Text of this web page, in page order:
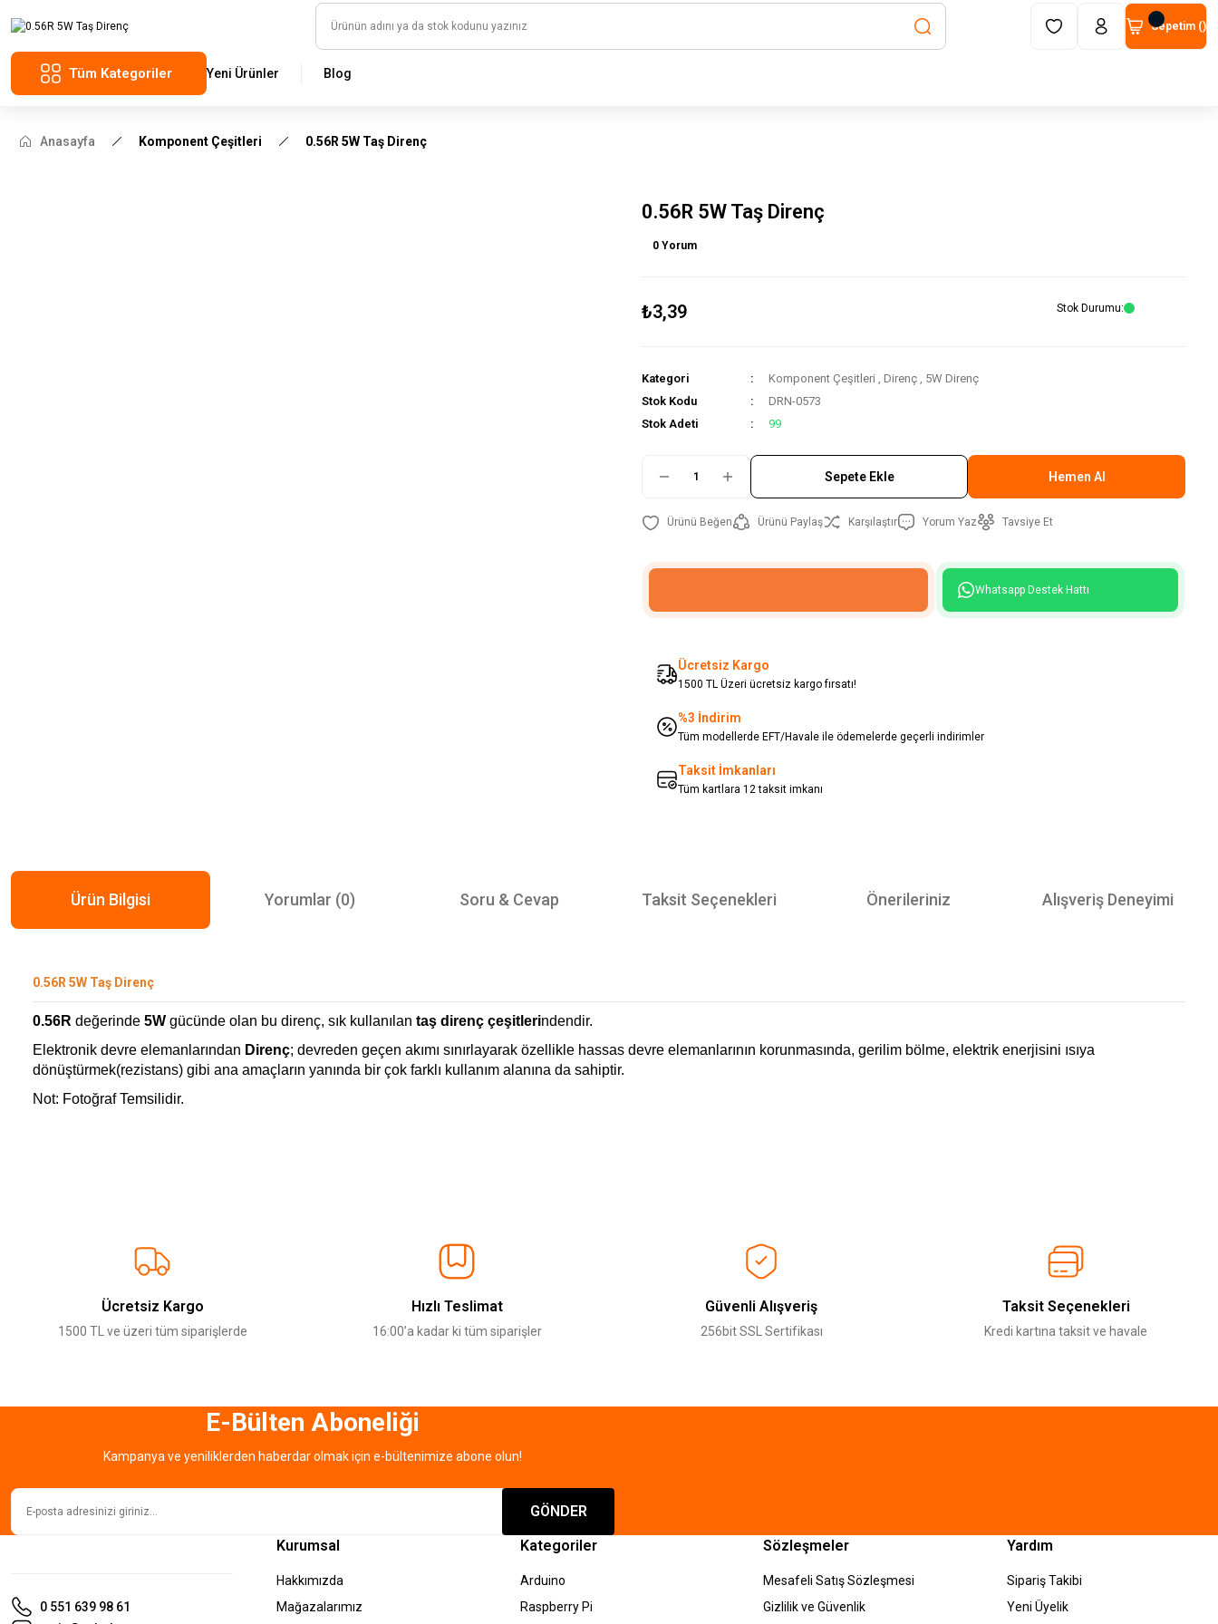
HAYAL ET - TASARLA - ÇALIŞTIR
Sepetim ()
Tüm Kategoriler Yeni Ürünler Blog
Anasayfa Komponent Çeşitleri 0.56R 5W Taş Direnç
0.56R 5W Taş Direnç
0 Yorum
₺3,39 Stok Durumu
Kategori Komponent Çeşitleri , Direnç , 5W Direnç
Stok Kodu
DRN-0573
Stok Adeti
99
Sepete Ekle Hemen Al
Ürünü Paylaş Karşılaştır Yorum Yaz Tavsiye Et
Whatsapp Destek Hattı
Ücretsiz Kargo
1500 TL Üzeri ücretsiz kargo fırsatı!
%3 İndirim
Tüm modellerde EFT/Havale ile ödemelerde geçerli indirimler
Taksit İmkanları
Tüm kartlara 12 taksit imkanı
Ürün Bilgisi Yorumlar (0) Soru & Cevap Taksit Seçenekleri Önerileriniz Alışveriş Deneyimi
0.56R 5W Taş Direnç
0.56R değerinde 5W gücünde olan bu direnç, sık kullanılan taş direnç çeşitlerindendir.
Elektronik devre elemanlarından Direnç; devreden geçen akımı sınırlayarak özellikle hassas devre elemanlarının korunmasında, gerilim bölme, elektrik enerjisini ısıya
dönüştürmek(rezistans) gibi ana amaçların yanında bir çok farklı kullanım alanına da sahiptir.
Not: Fotoğraf Temsilidir.
Ürün resmi kalitesiz, bozuk veya görüntülenemiyor.
Ürün açıklamasında eksik bilgiler bulunuyor.
Ürün bilgilerinde hatalar bulunuyor.
Ücretsiz Kargo
1500 TL ve üzeri tüm siparişlerde
Hızlı Teslimat
16:00’a kadar ki tüm siparişler
Güvenli Alışveriş
256bit SSL Sertifikası
Taksit Seçenekleri
Kredi kartına taksit ve havale
E-Bülten Aboneliği
Kampanya ve yeniliklerden haberdar olmak için e-bültenimize abone olun!
GÖNDER
0 551 639 98 61
Kurumsal
Hakkımızda
Mağazalarımız
Kategoriler
Arduino
Raspberry Pi
Sözleşmeler
Mesafeli Satış Sözleşmesi
Gizlilik ve Güvenlik
Yardım
Sipariş Takibi
Yeni Üyelik